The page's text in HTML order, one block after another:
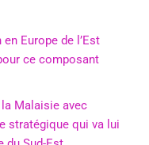
Europe de l’Est
ce composant
Malaisie avec
stratégique qui va lui